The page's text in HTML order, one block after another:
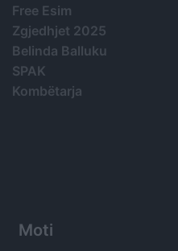
Free Esim
Zgjedhjet 2025
Belinda Balluku
SPAK
Kombëtarja
Moti